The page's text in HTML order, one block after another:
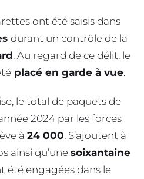
ont été saisis dans
durant un contrôle de la
. Au regard de ce délit, le
placé en garde à vue.
le total de paquets de
2024 par les forces
à 24 000. S’ajoutent à
ainsi qu’une soixantaine
été engagées dans le